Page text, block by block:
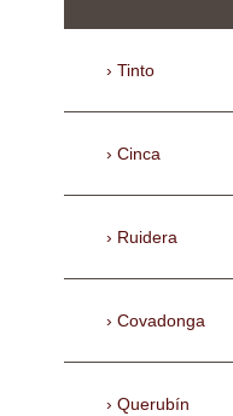
Tinto
Cinca
Ruidera
Covadonga
Querubín